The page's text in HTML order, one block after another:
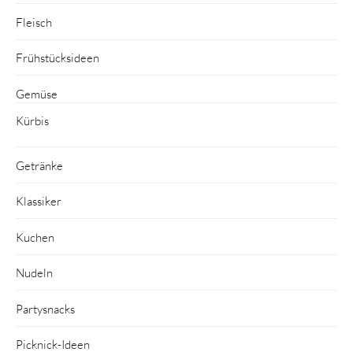
Fleisch
Frühstücksideen
Gemüse
Kürbis
Getränke
Klassiker
Kuchen
Nudeln
Partysnacks
Picknick-Ideen